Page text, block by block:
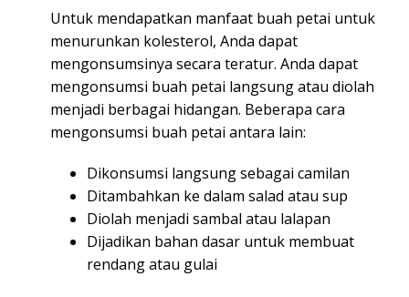
Untuk mendapatkan manfaat buah petai untuk
menurunkan kolesterol, Anda dapat
mengonsumsinya secara teratur. Anda dapat
mengonsumsi buah petai langsung atau diolah
menjadi berbagai hidangan. Beberapa cara
mengonsumsi buah petai antara lain:
Dikonsumsi langsung sebagai camilan
Ditambahkan ke dalam salad atau sup
Diolah menjadi sambal atau lalapan
Dijadikan bahan dasar untuk membuat
rendang atau gulai